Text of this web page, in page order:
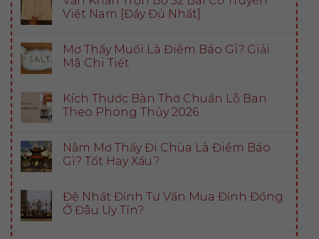
Việt Nam [Đầy Đủ Nhất]
Mơ Thấy Muối Là Điềm Báo Gì? Giải
Mã Chi Tiết
Kích Thước Bàn Thờ Chuẩn Lỗ Ban
Theo Phong Thủy 2026
Nằm Mơ Thấy Đi Chùa Là Điềm Báo
Gì? Tốt Hay Xấu?
Đệ Nhất Đỉnh Tư Vấn Mua Đỉnh Đồng
Ở Đâu Uy Tín?